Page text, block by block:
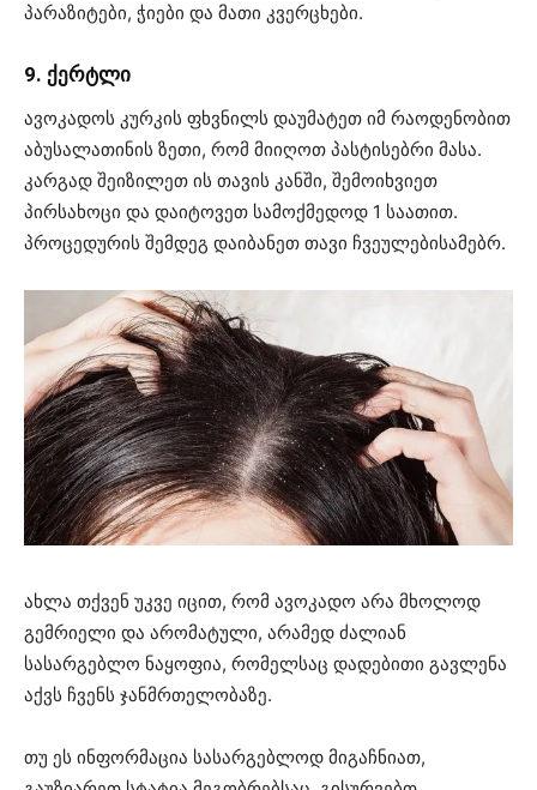
პარაზიტები, ჭიები და მათი კვერცხები.
9. ქერტლი
ავოკადოს კურკის ფხვნილს დაუმატეთ იმ რაოდენობით
აბუსალათინის ზეთი, რომ მიიღოთ პასტისებრი მასა.
კარგად შეიზილეთ ის თავის კანში, შემოიხვიეთ
პირსახოცი და დაიტოვეთ სამოქმედოდ 1 საათით.
პროცედურის შემდეგ დაიბანეთ თავი ჩვეულებისამებრ.
ახლა თქვენ უკვე იცით, რომ ავოკადო არა მხოლოდ
გემრიელი და არომატული, არამედ ძალიან
სასარგებლო ნაყოფია, რომელსაც დადებითი გავლენა
აქვს ჩვენს ჯანმრთელობაზე.
თუ ეს ინფორმაცია სასარგებლოდ მიგაჩნიათ,